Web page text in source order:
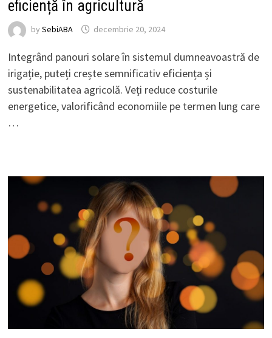
eficiență în agricultură
by SebiABA decembrie 20, 2024
Integrând panouri solare în sistemul dumneavoastră de
irigație, puteți crește semnificativ eficiența și
sustenabilitatea agricolă. Veți reduce costurile
energetice, valorificând economiile pe termen lung care
…